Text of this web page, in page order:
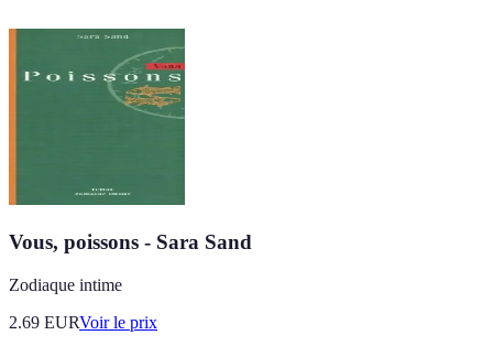
Vous, poissons - Sara Sand
Zodiaque intime
2.69 EURVoir le prix